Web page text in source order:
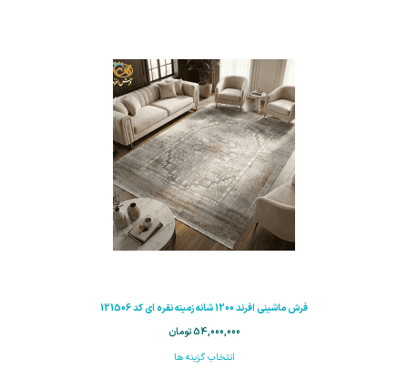
فرش ماشینی افرند 1200 شانه زمینه نقره ای کد 121506
54,000,000تومان
انتخاب گزینه ها